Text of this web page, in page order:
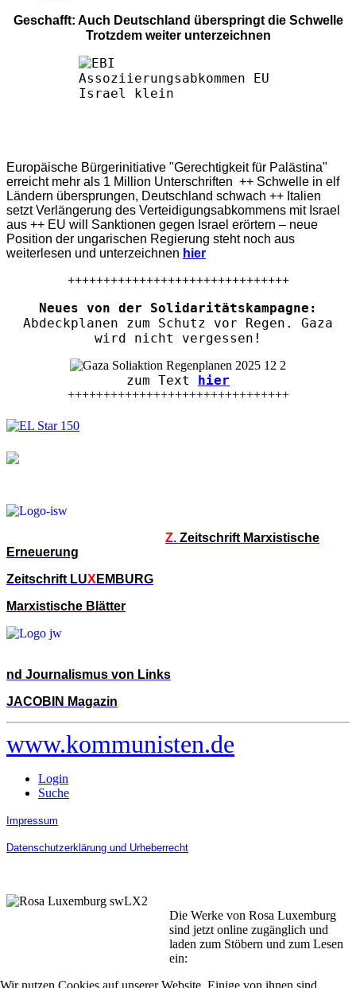
Geschafft: Auch Deutschland überspringt die Schwelle
Trotzdem weiter unterzeichnen
Europäische Bürgerinitiative "Gerechtigkeit für Palästina"
erreicht mehr als 1 Million Unterschriften ++ Schwelle in elf
Ländern übersprungen, Deutschland schwach ++ Italien
setzt Verlängerung des Verteidigungsabkommens mit Israel
aus ++ EU will Sanktionen gegen Israel erörtern – neue
Position der ungarischen Regierung steht noch aus
weiterlesen und unterzeichnen hier
+++++++++++++++++++++++++++++++
Neues von der Solidaritätskampagne:
Abdeckplanen zum Schutz vor Regen. Gaza
wird nicht vergessen!
zum Text hier
+++++++++++++++++++++++++++++++
Z. Zeitschrift Marxistische
Erneuerung
Zeitschrift LUX EMBURG
Marxistische Blätter
nd Journalismus von Links
JACOBIN Magazin
www.kommunisten.de
Login
Suche
Impressum
Datenschutzerklärung und Urheberrecht
Die Werke von Rosa Luxemburg
sind jetzt online zugänglich und
laden zum Stöbern und zum Lesen
ein:
Wir nutzen Cookies auf unserer Website. Einige von ihnen sind